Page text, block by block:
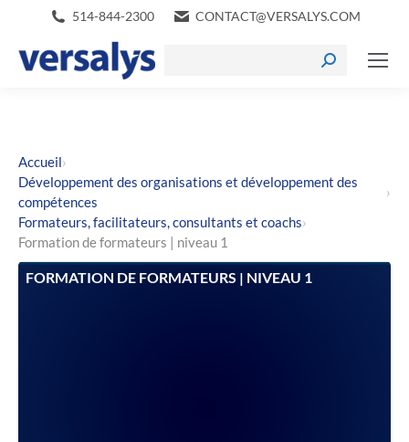
514-844-2300 CONTACT@VERSALYS.COM
Accueil›
Développement des organisations et développement des
compétences
›
Formateurs, facilitateurs, consultants et coachs›
Formation de formateurs | niveau 1
FORMATION DE FORMATEURS | NIVEAU 1